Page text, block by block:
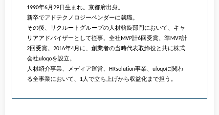
1990年6月29日生まれ。京都府出身。
新卒でアドテクノロジーベンダーに就職。
その後、リクルートグループの人材斡旋部門において、キャ
リアアドバイザーとして従事。全社MVP計6回受賞、準MVP計
2回受賞。2016年4月に、創業者の当時代表取締役と共に株式
会社uloqoを設立。
人材紹介事業、メディア運営、HRsolution事業、uloqoに関わ
る全事業において、1人で立ち上げから収益化まで担う。